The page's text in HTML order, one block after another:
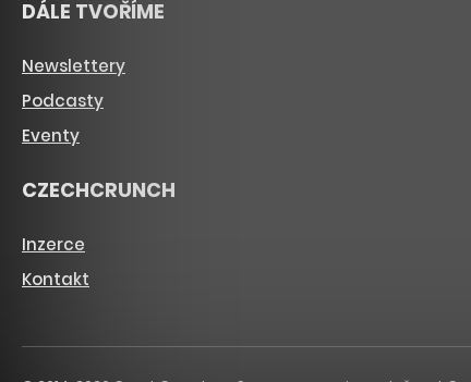
DÁLE TVOŘÍME
Newslettery
Podcasty
Eventy
CZECHCRUNCH
Inzerce
Kontakt